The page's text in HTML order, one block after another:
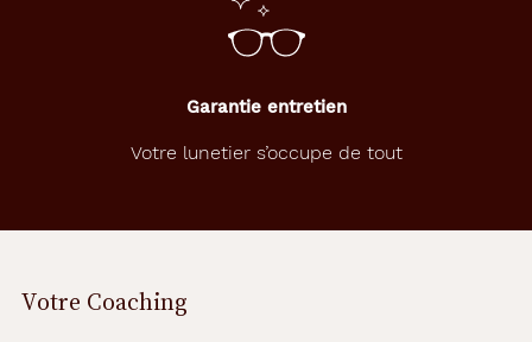
Garantie entretien
Votre lunetier s’occupe de tout
Votre Coaching